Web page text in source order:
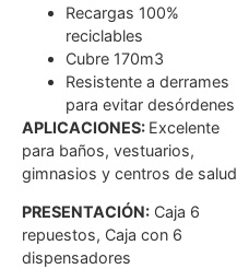
Recargas 100%
reciclables
Cubre 170m3
Resistente a derrames
para evitar desórdenes
APLICACIONES: Excelente
para baños, vestuarios,
gimnasios y centros de salud
PRESENTACIÓN: Caja 6
repuestos, Caja con 6
dispensadores